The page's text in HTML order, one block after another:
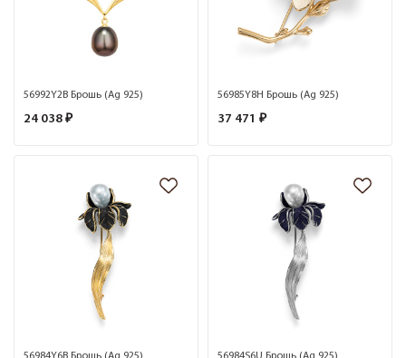
56992Y2B Брошь (Ag 925)
24 038 ₽
56985Y8H Брошь (Ag 925)
37 471 ₽
56984Y6B Брошь (Ag 925) 56984S6U Брошь (Ag 925)